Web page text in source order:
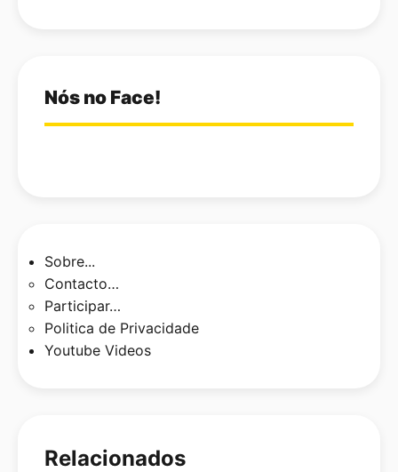
Nós no Face!
Sobre...
Contacto…
Participar…
Politica de Privacidade
Youtube Videos
Relacionados